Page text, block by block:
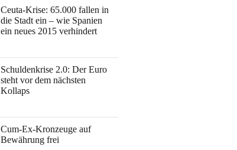
Ceuta-Krise: 65.000 fallen in
die Stadt ein – wie Spanien
ein neues 2015 verhindert
Schuldenkrise 2.0: Der Euro
steht vor dem nächsten
Kollaps
Cum-Ex-Kronzeuge auf
Bewährung frei